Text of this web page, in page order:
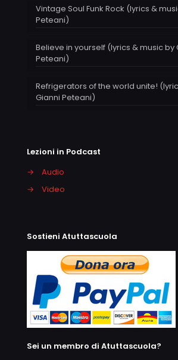
Vintage Soul Funk Rock (lyrics &
Peteani)
Believe in yourself (lyrics & music by
Peteani)
Refrigerators of the world unite!
Gianni Peteani)
Lezioni in Podcast
→
Audio
→
Video
Sostieni Atuttascuola
Sei un membro di Atuttascuola?